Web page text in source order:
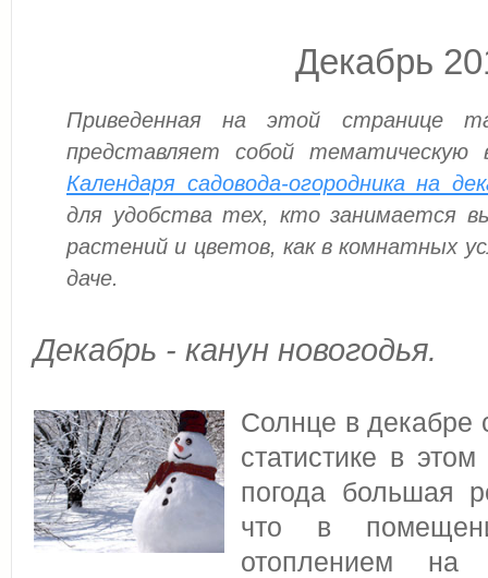
Декабрь
Приведенная на этой странице
представляет собой тематическую
Календаря садовода-огородника на
для удобства тех, кто занимается
растений и цветов, как в комнатных
даче.
Декабрь - канун новогодья.
Солнце в декабре
статистике в
погода большая
что в
отоплением на